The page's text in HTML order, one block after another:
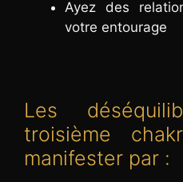
Ayez des
votre entourage
Les
troisième
manifester par :